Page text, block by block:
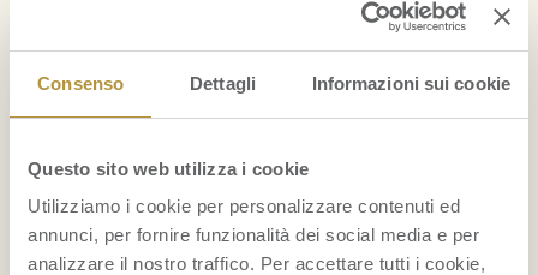
Consenso Dettagli Informazioni sui cookie
Questo sito web utilizza i cookie
Utilizziamo i cookie per personalizzare contenuti ed
annunci, per fornire funzionalità dei social media e per
analizzare il nostro traffico. Per accettare tutti i cookie,
Cocktail con ananas